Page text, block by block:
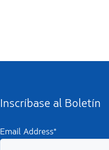
Inscríbase al Boletín
Email Address*